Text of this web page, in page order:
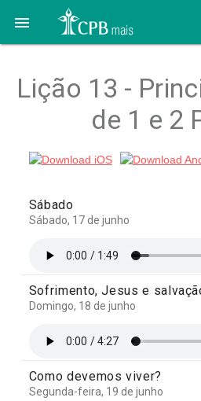

Lição 13 -
de 1 e 2
Sábado
Sábado, 17 de junho
Sofrimento, Jesus e
Domingo, 18 de junho
Como devemos viver?
Segunda-feira, 19 de junho